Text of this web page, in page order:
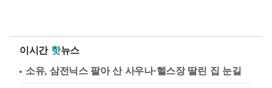
이시간 핫뉴스
소유, 삼전닉스 팔아 산 사우나·헬스장 딸린 집 눈길